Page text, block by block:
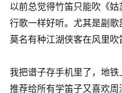
以前总觉得竹笛只能吹《
行歌一样好听。尤其是副歌
莫名有种江湖侠客在风里吹
我把谱子存手机里了，地
推荐给所有学笛子又喜欢